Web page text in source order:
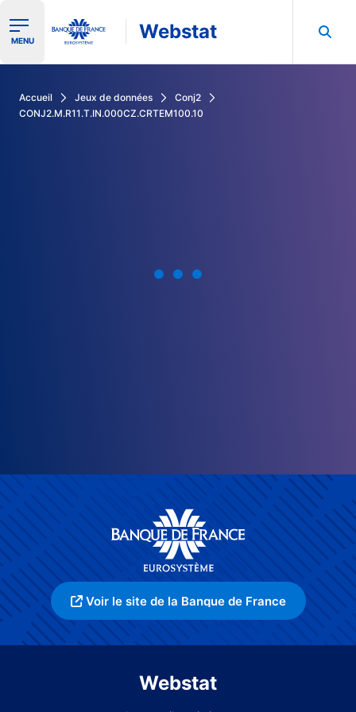
Ouvrir le menu de navigation
MENU Webstat
Accueil Jeux de données
Conj2
CONJ2.M.R11.T.IN.000CZ.CRTEM100.10
Voir le site de la Banque de France
Webstat